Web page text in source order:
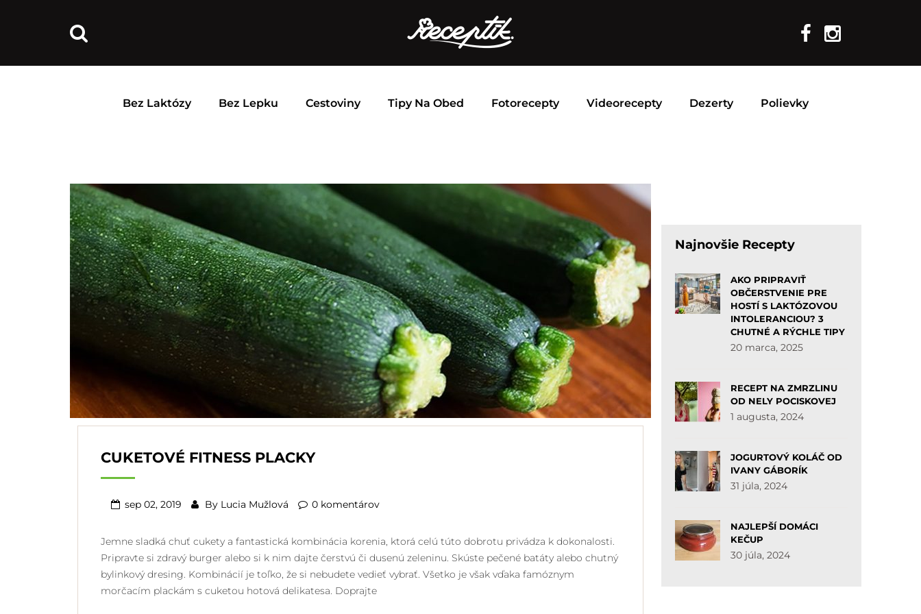
Bez Laktózy Bez Lepku Cestoviny Tipy Na Obed Fotorecepty Videorecepty Dezerty Polievky
CUKETOVÉ FITNESS PLACKY
sep 02, 2019 By Lucia Mužlová 0 komentárov
Jemne sladká chuť cukety a fantastická kombinácia korenia, ktorá celú túto dobrotu privádza k dokonalosti.
Pripravte si zdravý burger alebo si k nim dajte čerstvú či dusenú zeleninu. Skúste pečené batáty alebo chutný
bylinkový dresing. Kombinácií je toľko, že si nebudete vedieť vybrať. Všetko je však vďaka famóznym
morčacím plackám s cuketou hotová delikatesa. Doprajte
Najnovšie Recepty
AKO PRIPRAVIŤ
OBČERSTVENIE PRE
HOSTÍ S LAKTÓZOVOU
INTOLERANCIOU? 3
CHUTNÉ A RÝCHLE TIPY
20 marca, 2025
RECEPT NA ZMRZLINU
OD NELY POCISKOVEJ
1 augusta, 2024
JOGURTOVÝ KOLÁČ OD
IVANY GÁBORÍK
31 júla, 2024
NAJLEPŠÍ DOMÁCI
KEČUP
30 júla, 2024